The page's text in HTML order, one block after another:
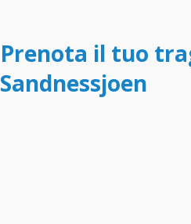
Prenota il tuo
Sandnessjoen